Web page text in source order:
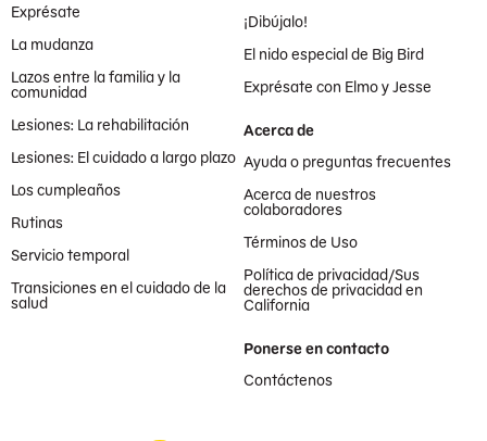
Exprésate
La mudanza
Lazos entre la familia y la
comunidad
Lesiones: La rehabilitación
Lesiones: El cuidado a largo plazo
Los cumpleaños
Rutinas
Servicio temporal
Transiciones en el cuidado de la
salud
¡Dibújalo!
El nido especial de Big Bird
Exprésate con Elmo y Jesse
Acerca de
Ayuda o preguntas frecuentes
Acerca de nuestros
colaboradores
Términos de Uso
Política de privacidad/Sus
derechos de privacidad en
California
Ponerse en contacto
Contáctenos